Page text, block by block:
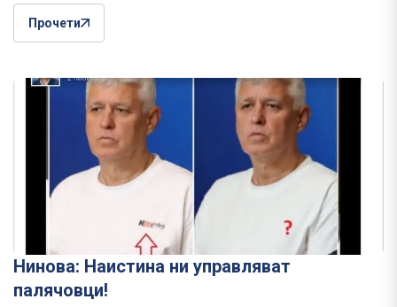
Прочети
Нинова: Наистина ни управляват
палячовци!